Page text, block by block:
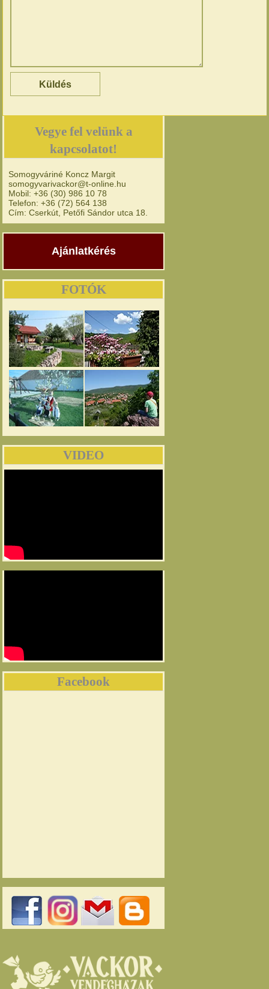
Vegye fel velünk a
kapcsolatot!
Somogyváriné Koncz Margit
somogyvarivackor@t-online.hu
Mobil: +36 (30) 986 10 78
Telefon: +36 (72) 564 138
Cím: Cserkút, Petőfi Sándor utca 18.
Ajánlatkérés
FOTÓK
VIDEO
Facebook